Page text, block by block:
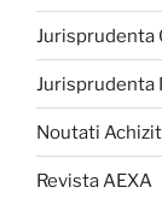
Jurisprudenta
Jurisprudenta
Noutati
Revista AEXA